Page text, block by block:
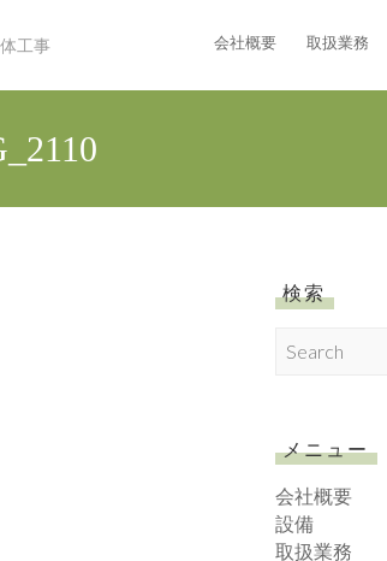
工事 会社概要 取扱業務
検索
cメニュー
会社概要
設備
取扱業務